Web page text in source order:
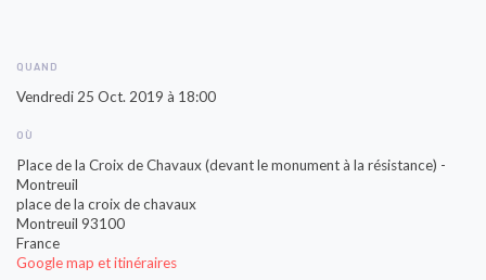
QUAND
Vendredi 25 Oct. 2019 à 18:00
OÙ
Place de la Croix de Chavaux (devant le monument à la résistance) -
Montreuil
place de la croix de chavaux
Montreuil 93100
France
Google map et itinéraires